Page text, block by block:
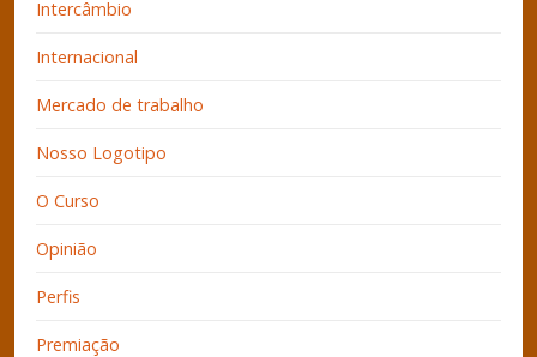
Intercâmbio
Internacional
Mercado de trabalho
Nosso Logotipo
O Curso
Opinião
Perfis
Premiação